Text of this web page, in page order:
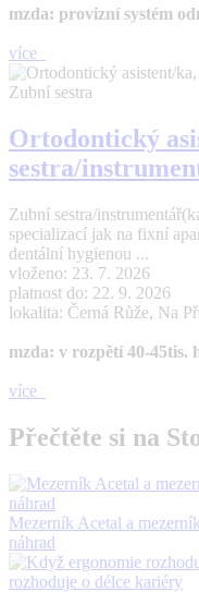
mzda: provizní systém
více
Zubní sestra
Ortodontický
sestra/
Zubní sestra/
specializací jak na fixní
dentální hygienou ...
vloženo: 23. 7. 2026
platnost do: 22. 9. 2026
lokalita: Černá Růže, Na
mzda: v rozpětí 40-45tis.
více
Přečtěte si na
Mezerník Acetal a
náhrad
rozhoduje o délce kariéry